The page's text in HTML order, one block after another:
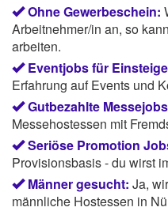
Ohne Gewerbeschein:
Arbeitnehmer/in an, so
arbeiten.
Eventjobs für
Erfahrung auf Events und
Gutbezahlte
Messehostessen mit
Seriöse Promotion
Provisionsbasis - du wirst
Männer gesucht: Ja,
männliche Hostessen in